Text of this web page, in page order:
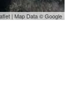
| Map Data © Google